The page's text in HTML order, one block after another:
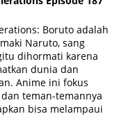
Boruto adalah
Naruto, sang
dihormati karena
dunia dan
Anime ini fokus
teman-temannya
bisa melampaui